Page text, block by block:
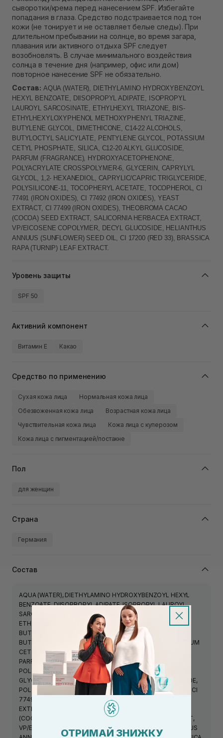
сыворотки/крема перед нанесением SPF. Избегайте
попадания в глаза. Средство подстраивается под тон
кожи (не тонирует и не оставляет белые следы). При
длительном пребывании на солнце, во время загара,
плавания или активного отдыха SPF следует
возобновлять. В случае минимального воздействия
солнца в течение дня (например, офис или дом)
повторное нанесение SPF не обязательно.
Состав: AQUA (WATER), DIETHYLAMINO HYDROXYBENZOYL
HEXYL BENZOATE, DIISOPROPYL ADIPATE, ISOPROPYL
LAUROYL SARCOSINATE, ETHYLHEXYL TRIAZONE, BIS-
ETHYLHEXYLOXYPHENOL METHOXYPHENYL TRIAZINE,
BUTYLENE GLYCOL, DIMETHICONE, C14-22 ALCOHOLS,
BUTYLOCTYL SALICYLATE, PENTYLENE GLYCOL, POTASSIUM
CETYL PHOSPHATE, SILICA, C12-20 ALKYL GLUCOSIDE,
PARFUM (FRAGRANCE), HYDROXYACETOPHENONE,
POLYACRYLATE CROSSPOLYMER-6, GLYCERIN, CAPRYLYL
GLYCOL, 1,2- HEXANEDIOL, CAPRYLIC/CAPRIC TRIGLYCERIDE,
POLYSILICONE-11, TOCOPHERYL ACETATE, TOCOPHEROL, CI
77491 (IRON OXIDES), CI 77492 (IRON OXIDES), YEAST
EXTRACT, CI 77499 (IRON OXIDES), THEOBROMA CACAO
(COCOA) SEED EXTRACT, SALICORNIA HERBACEA EXTRACT,
VP/EICOSENE COPOLYMER, DECYL GLUCOSIDE, HELIANTHUS
ANNUUS (SUNFLOWER) SEED OIL, CI 17200 (RED 33), BRASSICA
RAPA (TURNIP) LEAF EXTRACT.
Уровень защиты
SPF 50
Активний компонент
Витамин Е Какао
Средство по применению
Сухая кожа лица
Нормальная кожа лица
Обезвоженная кожа лица
Возрастная кожа лица
Чувствительная кожа лица
Кожа лица с куперозом
Кожа лица с пигментацией/постакне
Пол
для женщин
Страна
Германия
Состав
AQUA (WATER), DIETHYLAMINO HYDROXYBENZOYL HEXYL
BENZOATE, DIISOPROPYL ADIPATE, ISOPROPYL LAUROYL
SARCOSINATE, ETHYLHEXYL TRIAZONE, BIS-
ETHYLHEXYLOXYPHENOL METHOXYPHENYL TRIAZINE,
BUTYLENE GLYCOL, DIMETHICONE, C14-22 ALCOHOLS,
BUTYLOCTYL SALICYLATE, PENTYLENE GLYCOL, POTASSIUM
CETYL PHOSPHATE, SILICA, C12-20 ALKYL GLUCOSIDE,
PARFUM (FRAGRANCE), HYDROXYACETOPHENONE,
POLYACRYLATE CROSSPOLYMER-6, GLYCERIN, CAPRYLYL
GLYCOL, 1,2- HEXANEDIOL, CAPRYLIC/CAPRIC TRIGLYCERIDE,
POLYSILICONE-11, TOCOPHERYL ACETATE, TOCOPHEROL, CI
77491 (IRON OXIDES), CI 77492 (IRON OXIDES), YEAST
EXTRACT, CI 77499 (IRON OXIDES), THEOBROMA CACAO
(COCOA) SEED EXTRACT, SALICORNIA HERBACEA EXTRACT,
VP/EICOSENE COPOLYMER, DECYL GLUCOSIDE, HELIANTHUS
ОТРИМАЙ ЗНИЖКУ